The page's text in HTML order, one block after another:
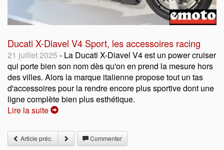
Ducati X-Diavel V4 Sport, les accessoires racing
21 juillet 2025 - La Ducati X-Diavel V4 est un power cruiser
qui porte bien son nom dès qu'on en prend la mesure hors
des villes. Alors la marque italienne propose tout un tas
d'accessoires pour la rendre encore plus sportive dont une
ligne complète bien plus esthétique.
Lire la suite
Article préc. Commenter